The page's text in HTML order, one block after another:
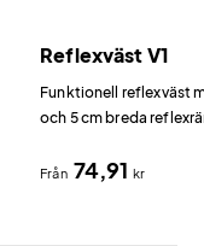
Reflexväst V1
Funktionell reflexväst
och 5 cm breda
Från 74,91 kr